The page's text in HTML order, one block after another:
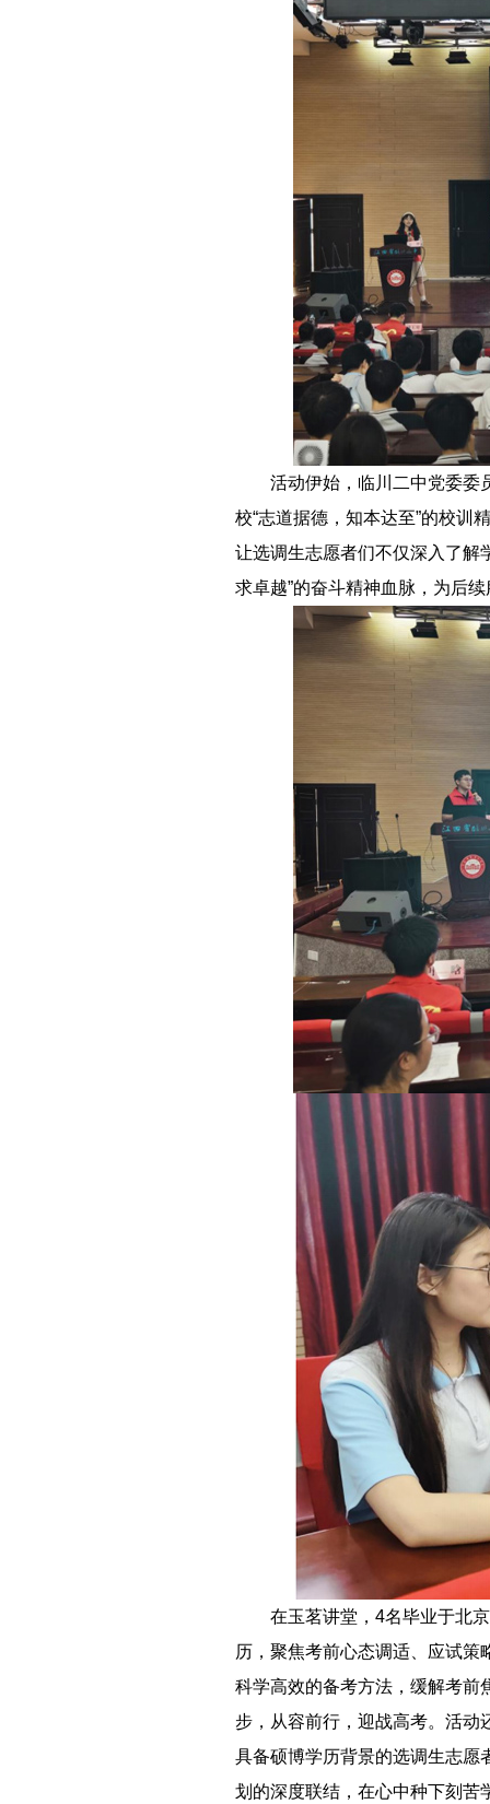
活动伊始，临川二中党委委
校“志道据德，知本达至”的校训
让选调生志愿者们不仅深入了解
求卓越”的奋斗精神血脉，为后
在玉茗讲堂，4名毕业于北
历，聚焦考前心态调适、应试
科学高效的备考方法，缓解考前
步，从容前行，迎战高考。活动
具备硕博学历背景的选调生志愿
划的深度联结，在心中种下刻苦